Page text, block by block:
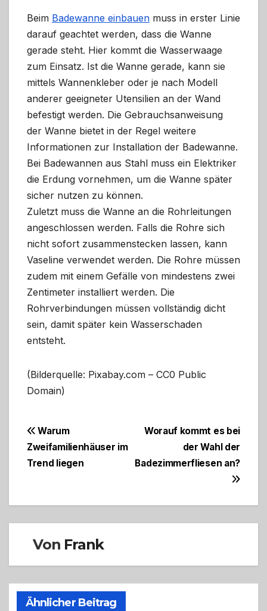
Beim Badewanne einbauen muss in erster Linie
darauf geachtet werden, dass die Wanne
gerade steht. Hier kommt die Wasserwaage
zum Einsatz. Ist die Wanne gerade, kann sie
mittels Wannenkleber oder je nach Modell
anderer geeigneter Utensilien an der Wand
befestigt werden. Die Gebrauchsanweisung
der Wanne bietet in der Regel weitere
Informationen zur Installation der Badewanne.
Bei Badewannen aus Stahl muss ein Elektriker
die Erdung vornehmen, um die Wanne später
sicher nutzen zu können.
Zuletzt muss die Wanne an die Rohrleitungen
angeschlossen werden. Falls die Rohre sich
nicht sofort zusammenstecken lassen, kann
Vaseline verwendet werden. Die Rohre müssen
zudem mit einem Gefälle von mindestens zwei
Zentimeter installiert werden. Die
Rohrverbindungen müssen vollständig dicht
sein, damit später kein Wasserschaden
entsteht.
(Bilderquelle: Pixabay.com – CC0 Public
Domain)
Beitragsnavigation
Worauf kommt es bei
der Wahl der
Badezimmerfliesen an?
Warum
Zweifamilienhäuser im
Trend liegen
Von Frank
Ähnlicher Beitrag